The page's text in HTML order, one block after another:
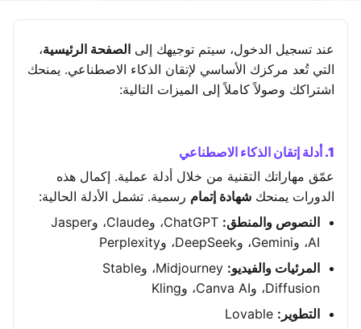
عند تسجيل الدخول، سيتم توجيهك إلى الصفحة الرئيسية،
التي تُعد مركزك الأساسي لإتقان الذكاء الاصطناعي. يمنحك
اشتراكك وصولاً كاملاً إلى الميزات التالية:
1. أدلة إتقان الذكاء الاصطناعي
عمّق مهاراتك التقنية من خلال أدلة عملية. إكمال هذه
الدورات يمنحك شهادة إتمام رسمية. تشمل الأدلة الحالية:
النصوص والمنطق:
ChatGPT، وClaude، وJasper
AI، وGemini، وDeepSeek، وPerplexity
المرئيات والفيديو:
Midjourney، وStable
Diffusion، وCanva AI، وKling
التطوير: